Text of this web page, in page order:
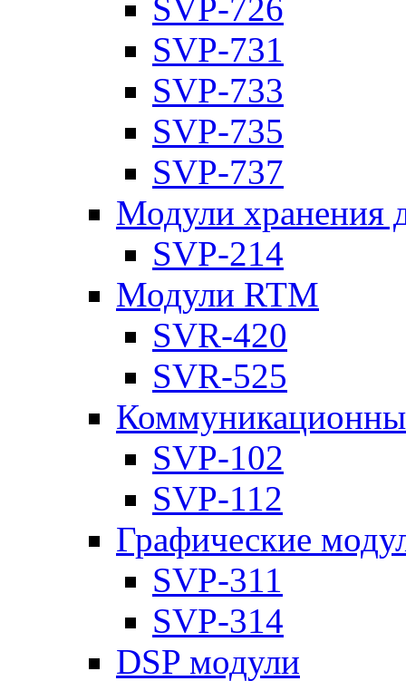
SVP-726
SVP-731
SVP-733
SVP-735
SVP-737
Модули хранения
SVP-214
Модули RTM
SVR-420
SVR-525
SVP-102
SVP-112
Графические
SVP-311
SVP-314
DSP модули